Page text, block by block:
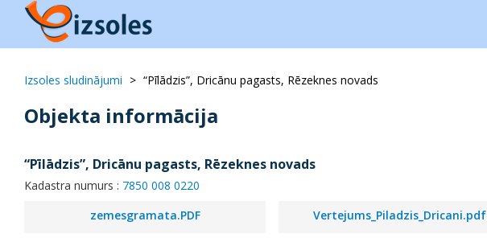
Izsoles sludinājumi “Pīlādzis”, Dricānu pagasts, Rēzeknes novads
Objekta informācija
“Pīlādzis”, Dricānu pagasts, Rēzeknes novads
Kadastra numurs : 7850 008 0220
zemesgramata.PDF
Vertejums_Piladzis_Dricani.pdf